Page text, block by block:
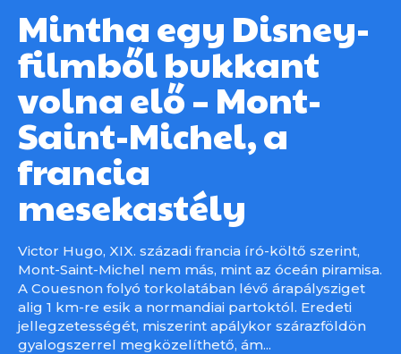
Mintha egy Disney-
filmből bukkant
volna elő – Mont-
Saint-Michel, a
francia
mesekastély
Victor Hugo, XIX. századi francia író-költő szerint,
Mont-Saint-Michel nem más, mint az óceán piramisa.
A Couesnon folyó torkolatában lévő árapálysziget
alig 1 km-re esik a normandiai partoktól. Eredeti
jellegzetességét, miszerint apálykor szárazföldön
gyalogszerrel megközelíthető, ám...